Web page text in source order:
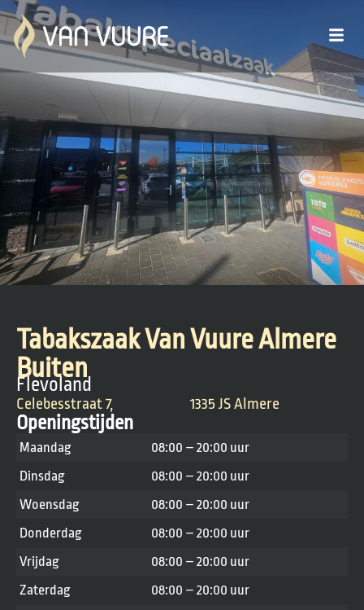
Tabakszaak Van Vuure Almere
Buiten
Flevoland
Celebesstraat 7, 1335 JS Almere
Openingstijden
Maandag
08:00 – 20:00 uur
Dinsdag
08:00 – 20:00 uur
Woensdag
08:00 – 20:00 uur
Donderdag
08:00 – 20:00 uur
Vrijdag
08:00 – 20:00 uur
Zaterdag
08:00 – 20:00 uur